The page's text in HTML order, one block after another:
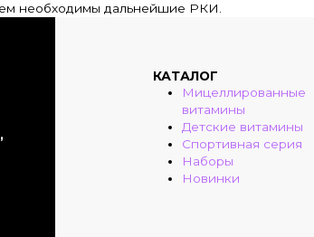
необходимы дальнейшие РКИ.
КАТАЛОГ
Мицеллированные
витамины
Детские витамины
Спортивная серия
Наборы
Новинки